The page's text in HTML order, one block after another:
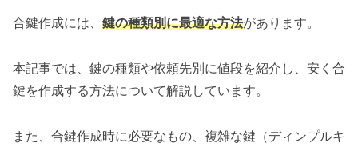
合鍵作成には、 鍵の種類別に最適な方法があります。
本記事では、鍵の種類や依頼先別に値段を紹介し、安く合
鍵を作成する方法について解説しています。
また、合鍵作成時に必要なもの、複雑な鍵（ディンプルキ